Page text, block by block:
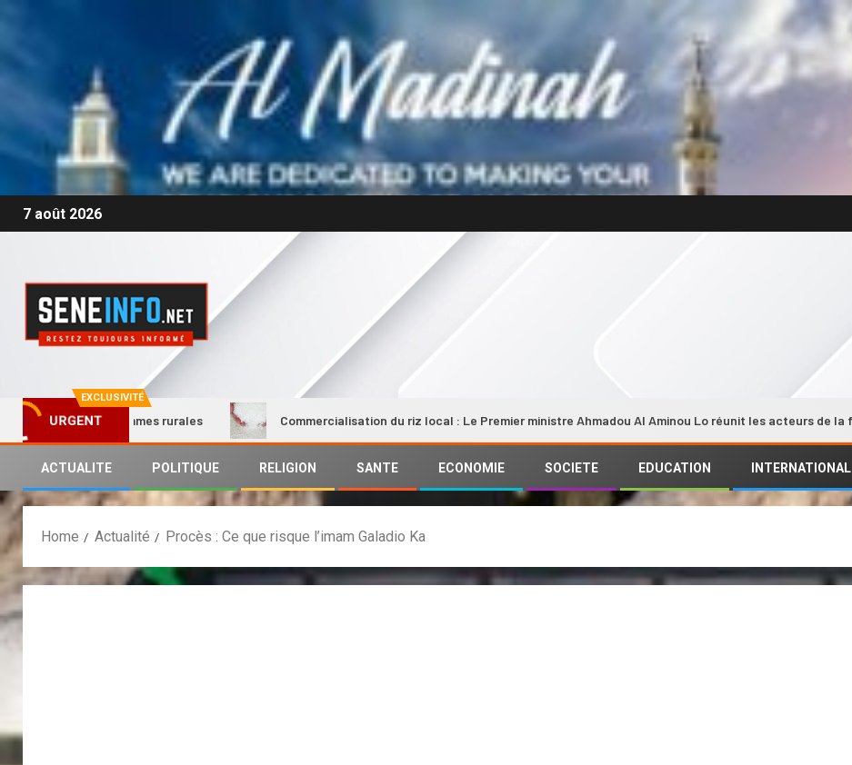
7 août 2026
EXCLUSIVITÉ
URGENT
des femmes rurales Commercialisation du riz local : Le Premier ministre Ahmadou Al Aminou Lo réunit les acteurs de la filière
ACTUALITE POLITIQUE RELIGION SANTE ECONOMIE SOCIETE EDUCATION INTERNATIONAL
Home Actualité Procès : Ce que risque l’imam Galadio Ka